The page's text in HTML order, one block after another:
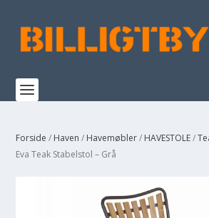
Forside / Haven / Havemøbler/ HAVESTOLE/
Eva Teak Stabelstol – Grå